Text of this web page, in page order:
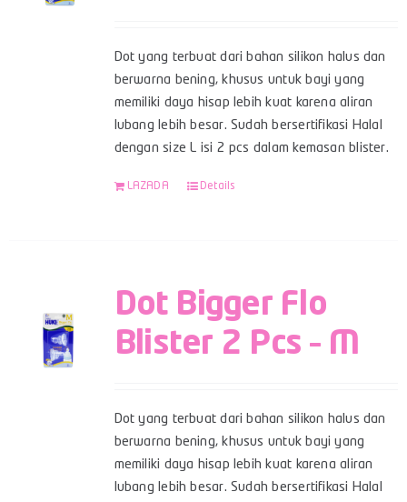
Dot yang terbuat dari bahan silikon halus dan
berwarna bening, khusus untuk bayi yang
memiliki daya hisap lebih kuat karena aliran
lubang lebih besar. Sudah bersertifikasi Halal
dengan size L isi 2 pcs dalam kemasan blister.
LAZADA Details
Dot Bigger Flo
Blister 2 Pcs – M
Dot yang terbuat dari bahan silikon halus dan
berwarna bening, khusus untuk bayi yang
memiliki daya hisap lebih kuat karena aliran
lubang lebih besar. Sudah bersertifikasi Halal